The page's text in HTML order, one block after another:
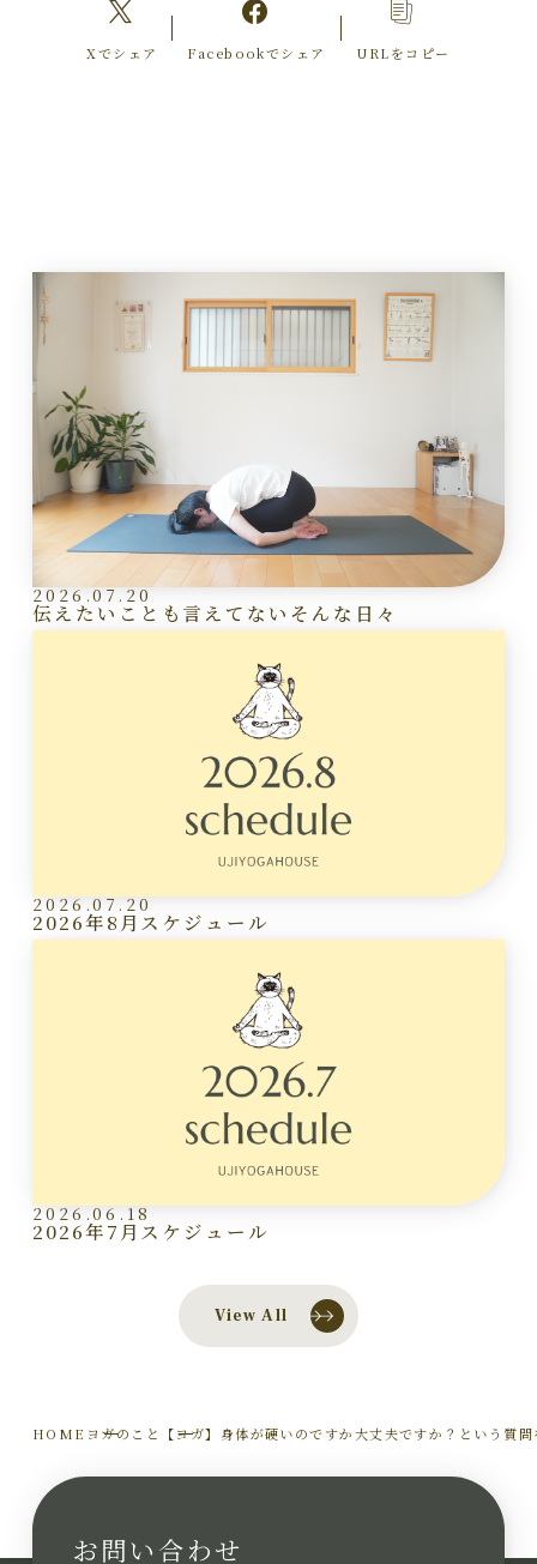
Xでシェア Facebookでシェア URLをコピー
2026.07.20
伝えたいことも言えてないそんな日々
2026.07.20
2026年8月スケジュール
2026.06.18
2026年7月スケジュール
View All
HOME ヨガのこと 【ヨガ】身体が硬いのですか大丈夫ですか？という質
お問い合わせ